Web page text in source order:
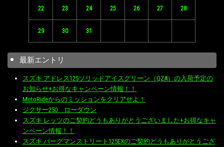
22 23 24 25 26 27 28
29 30 31
最新エントリ
スズキ アドレス125ソリッドアイスグリーン（QZA）の入荷予定の
お知らせ+お得なキャンペーン情報！！
MotoRideからのミッションをクリアせよ！
ジクサー250 ローダウン
スズキ レッツのご契約どうもありがとうございました+お得なキャ
ンペーン情報！！
スズキ バーグマンストリート125EXのご契約どうもありがとうござ